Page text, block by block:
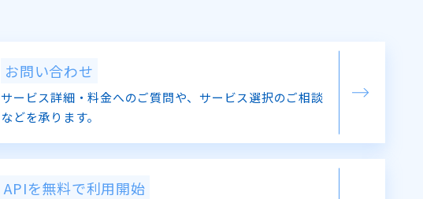
お問い合わせ
サービス詳細・料金へのご質問や、サービス選択のご相談
などを承ります。
APIを無料で利用開始